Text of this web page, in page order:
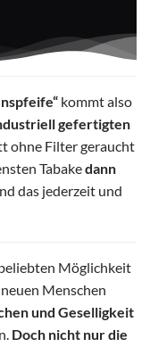
kommt also
gefertigten
ohne Filter geraucht
Tabakedann
das jederzeit und
Möglichkeit
Menschen
und Geselligkeit
Doch nicht nur die